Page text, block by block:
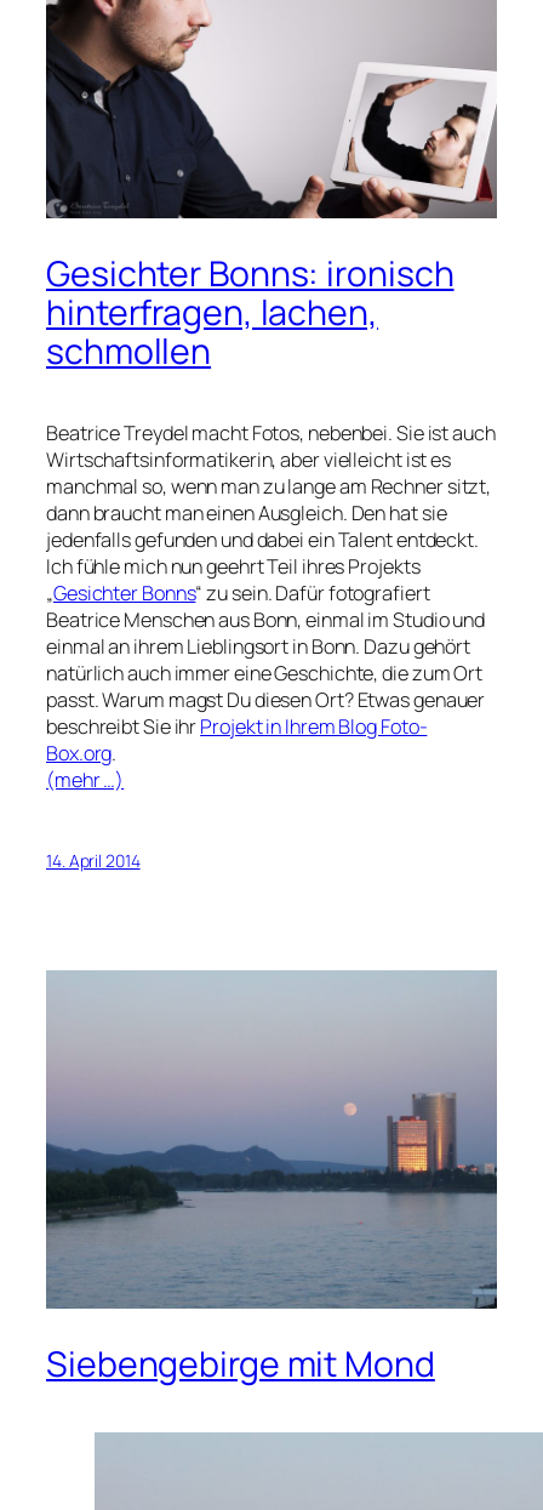
Gesichter Bonns: ironisch
hinterfragen, lachen,
schmollen
Beatrice Treydel macht Fotos, nebenbei. Sie ist auch
Wirtschaftsinformatikerin, aber vielleicht ist es
manchmal so, wenn man zu lange am Rechner sitzt,
dann braucht man einen Ausgleich. Den hat sie
jedenfalls gefunden und dabei ein Talent entdeckt.
Ich fühle mich nun geehrt Teil ihres Projekts
„Gesichter Bonns“ zu sein. Dafür fotografiert
Beatrice Menschen aus Bonn, einmal im Studio und
einmal an ihrem Lieblingsort in Bonn. Dazu gehört
natürlich auch immer eine Geschichte, die zum Ort
passt. Warum magst Du diesen Ort? Etwas genauer
beschreibt Sie ihrProjekt in Ihrem Blog Foto-
Box.org.
(mehr …)
14. April 2014
Siebengebirge mit Mond